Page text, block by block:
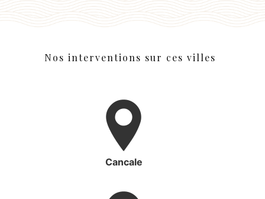
Nos interventions sur ces villes
Cancale